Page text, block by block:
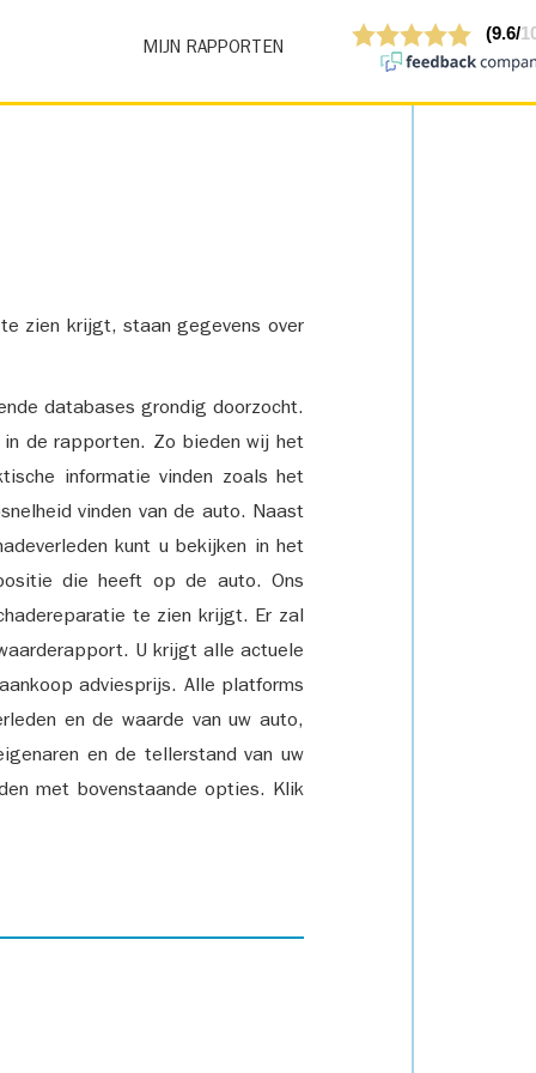
MIJN RAPPORTEN
zien krijgt, staan gegevens over
databases grondig doorzocht.
de rapporten. Zo bieden wij het
informatie vinden zoals het
vinden van de auto. Naast
kunt u bekijken in het
die heeft op de auto. Ons
te zien krijgt. Er zal
U krijgt alle actuele
adviesprijs. Alle platforms
en de waarde van uw auto,
en de tellerstand van uw
met bovenstaande opties. Klik